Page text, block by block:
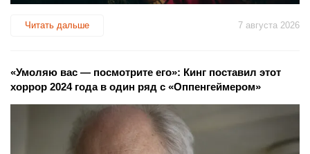
Читать дальше 7 августа 2026
«Умоляю вас — посмотрите его»: Кинг поставил этот
хоррор 2024 года в один ряд с «Оппенгеймером»